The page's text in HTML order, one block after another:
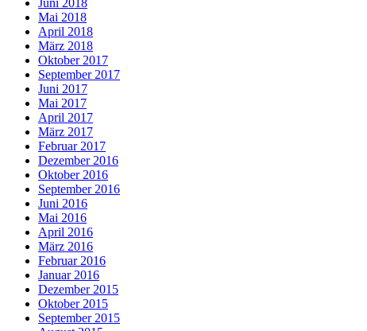
Mai 2018
April 2018
März 2018
Oktober 2017
September 2017
Juni 2017
Mai 2017
April 2017
März 2017
Februar 2017
Dezember 2016
Oktober 2016
September 2016
Juni 2016
Mai 2016
April 2016
März 2016
Februar 2016
Januar 2016
Dezember 2015
Oktober 2015
September 2015